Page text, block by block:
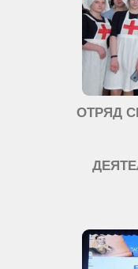
ОТРЯД